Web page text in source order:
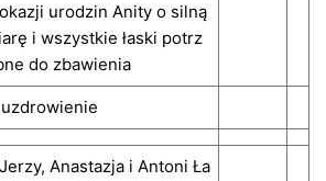
urodzin Anity o silną
i wszystkie łaski potrz
do zbawienia
uzdrowienie
Anastazja i Antoni Ła